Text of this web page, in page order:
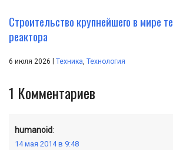
Строительство крупнейшего в мире
реактора
6 июля 2026 Техника, Технология
1 Комментариев
humanoid:
14 мая 2014 в 9:48